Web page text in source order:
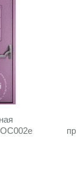
ОС002e